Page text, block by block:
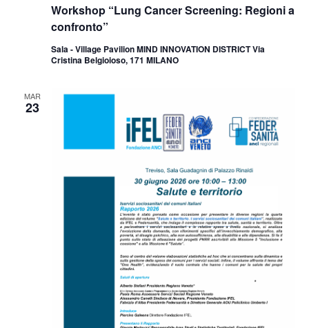
Workshop “Lung Cancer Screening: Regioni a
confronto”
Sala - Village Pavilion MIND INNOVATION DISTRICT Via
Cristina Belgioioso, 171 MILANO
MAR
23